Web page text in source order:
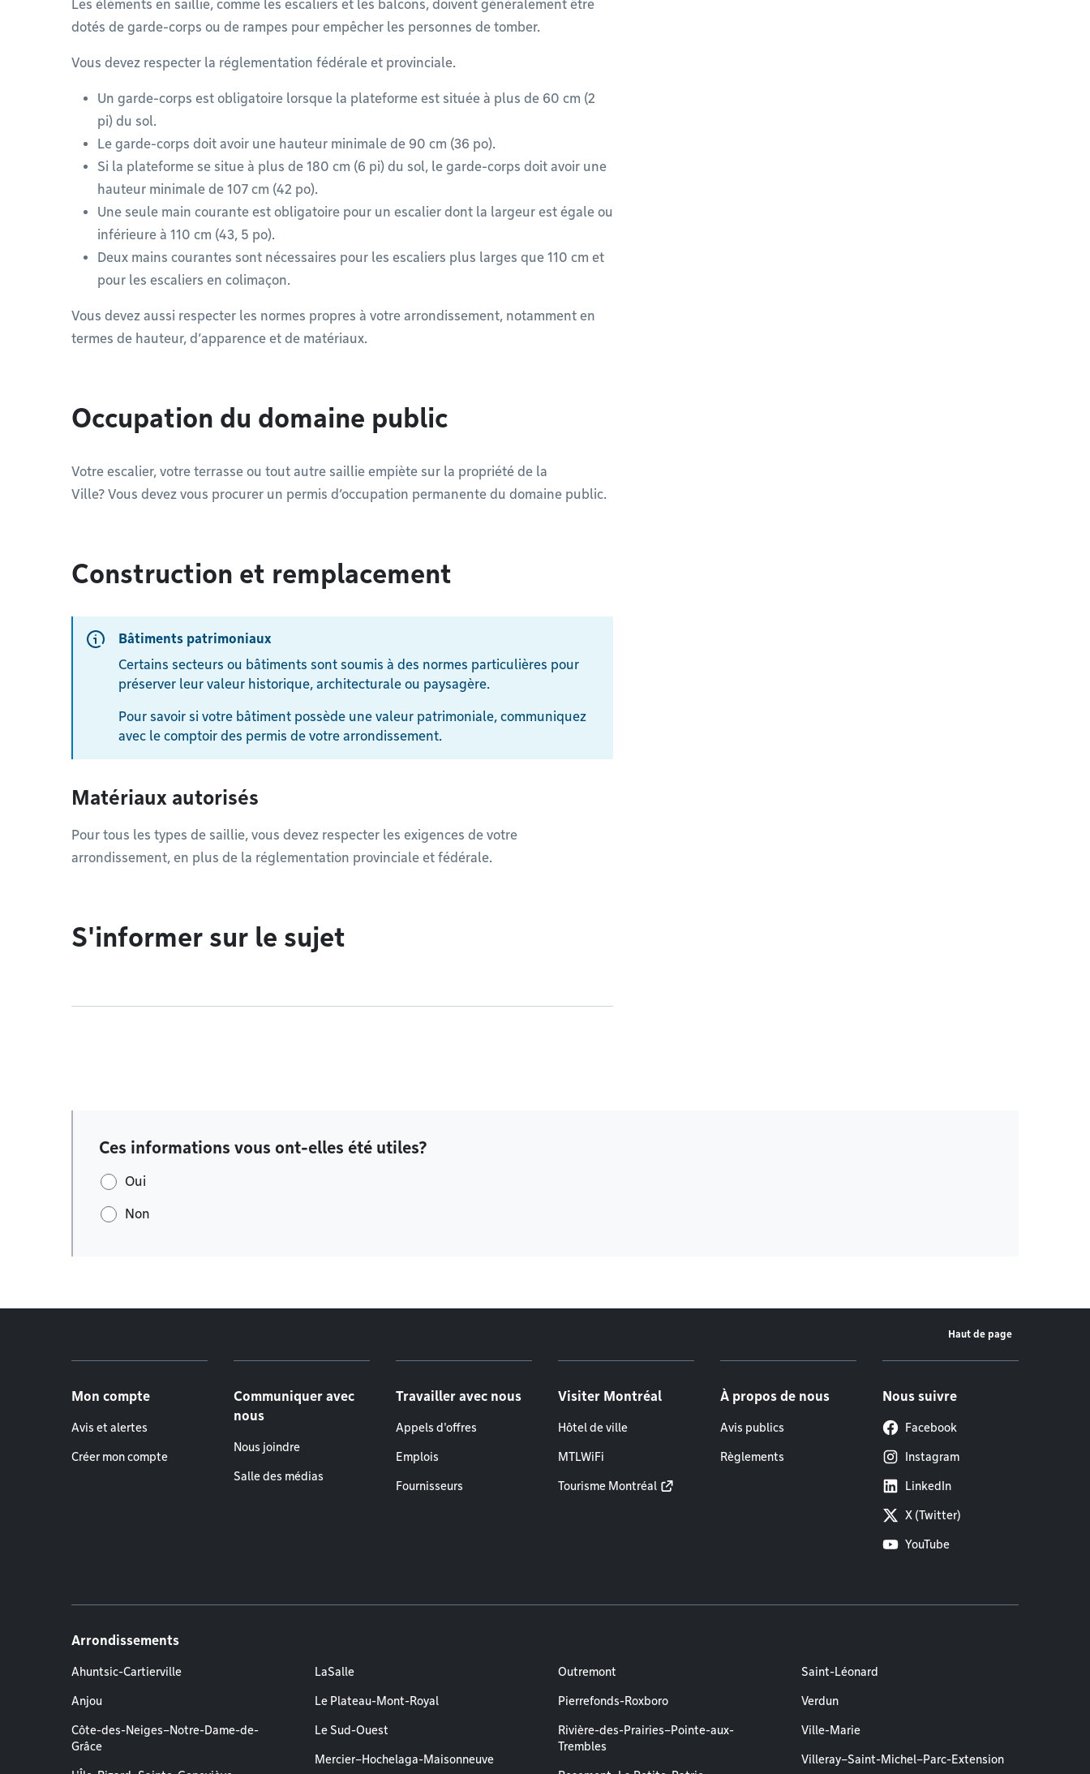
Les éléments en saillie, comme les escaliers et les balcons, doivent généralement être
dotés de garde-corps ou de rampes pour empêcher les personnes de tomber.
Vous devez respecter la réglementation fédérale et provinciale.
Un garde-corps est obligatoire lorsque la plateforme est située à plus de 60 cm (2
pi) du sol.
Le garde-corps doit avoir une hauteur minimale de 90 cm (36 po).
Si la plateforme se situe à plus de 180 cm (6 pi) du sol, le garde-corps doit avoir une
hauteur minimale de 107 cm (42 po).
Une seule main courante est obligatoire pour un escalier dont la largeur est égale ou
inférieure à 110 cm (43, 5 po).
Deux mains courantes sont nécessaires pour les escaliers plus larges que 110 cm et
pour les escaliers en colimaçon.
Vous devez aussi respecter les normes propres à votre arrondissement, notamment en
termes de hauteur, d’apparence et de matériaux.
Occupation du domaine public
Votre escalier, votre terrasse ou tout autre saillie empiète sur la propriété de la
Ville? Vous devez vous procurer un permis d’occupation permanente du domaine public.
Construction et remplacement
Bâtiments patrimoniaux
Certains secteurs ou bâtiments sont soumis à des normes particulières pour
préserver leur valeur historique, architecturale ou paysagère.
Pour savoir si votre bâtiment possède une valeur patrimoniale, communiquez
avec le comptoir des permis de votre arrondissement.
Matériaux autorisés
Pour tous les types de saillie, vous devez respecter les exigences de votre
arrondissement, en plus de la réglementation provinciale et fédérale.
S'informer sur le sujet
Ces informations vous ont-elles été utiles?
Oui
Non
Haut de page
Mon compte
Avis et alertes
Créer mon compte
Communiquer avec
nous
Nous joindre
Salle des médias
Travailler avec nous
Appels d'offres
Emplois
Fournisseurs
Visiter Montréal
Hôtel de ville
MTLWiFi
Tourisme Montréal
À propos de nous
Avis publics
Règlements
Nous suivre
Facebook
Instagram
LinkedIn
X (Twitter)
YouTube
Arrondissements
Ahuntsic-Cartierville
Anjou
Côte-des-Neiges–Notre-Dame-de-
Grâce
LaSalle
Le Plateau-Mont-Royal
Le Sud-Ouest
Mercier–Hochelaga-Maisonneuve
Outremont
Pierrefonds-Roxboro
Rivière-des-Prairies–Pointe-aux-
Trembles
Saint-Léonard
Verdun
Ville-Marie
Villeray–Saint-Michel–Parc-Extension